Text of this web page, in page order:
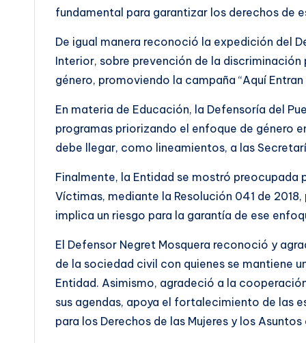
fundamental para garantizar los derechos de
De igual manera reconoció la expedición del
Interior, sobre prevención de la
género, promoviendo la campaña “Aquí Entran
En materia de Educación, la Defensoría del
programas priorizando el enfoque de género
debe llegar, como lineamientos, a las
Finalmente, la Entidad se mostró
Víctimas, mediante la Resolución 041 de
implica un riesgo para la garantía de ese
El Defensor Negret Mosquera reconoció y
de la sociedad civil con quienes se mantiene
Entidad. Asimismo, agradeció a la
sus agendas, apoya el fortalecimiento de las
para los Derechos de las Mujeres y los Asuntos